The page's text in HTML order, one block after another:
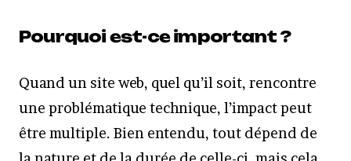
Pourquoi est-ce important ?
Quand un site web, quel qu’il soit, rencontre
une problématique technique, l’impact peut
être multiple. Bien entendu, tout dépend de